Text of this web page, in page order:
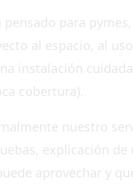
pensado para
al espacio, al
instalación
cobertura).
nuestro
explicación
aprovechar y